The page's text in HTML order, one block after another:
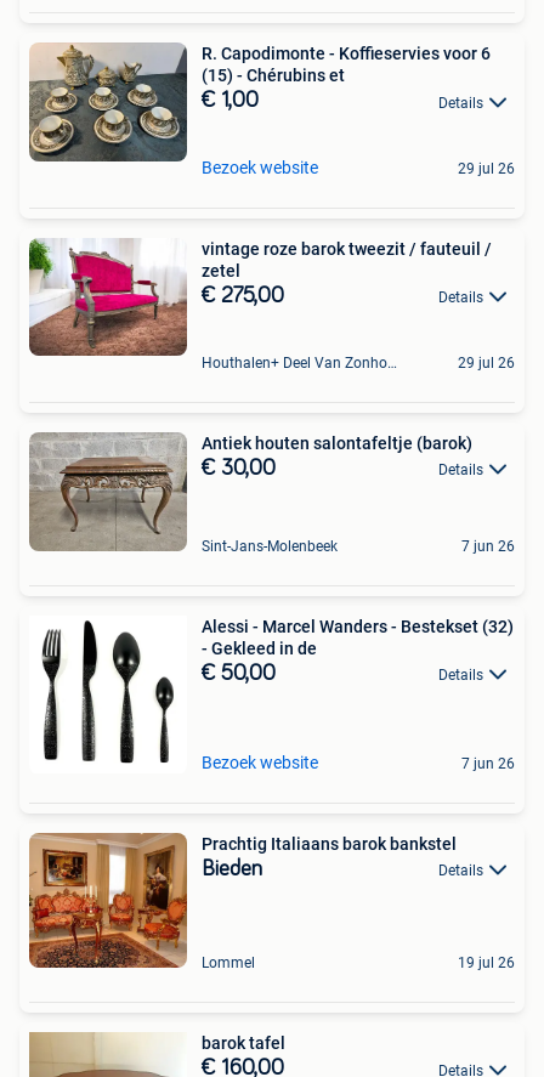
R. Capodimonte - Koffieservies voor 6
(15) - Chérubins et
€ 1,00 Details
Bezoek website 29 jul 26
vintage roze barok tweezit / fauteuil /
zetel
€ 275,00 Details
Houthalen+ Deel Van Zonhoven En Zolder 29 jul 26
Antiek houten salontafeltje (barok)
€ 30,00 Details
Sint-Jans-Molenbeek 7 jun 26
Alessi - Marcel Wanders - Bestekset (32)
- Gekleed in de
€ 50,00 Details
Bezoek website 7 jun 26
Prachtig Italiaans barok bankstel
Bieden Details
Lommel 19 jul 26
barok tafel
€ 160,00 Details